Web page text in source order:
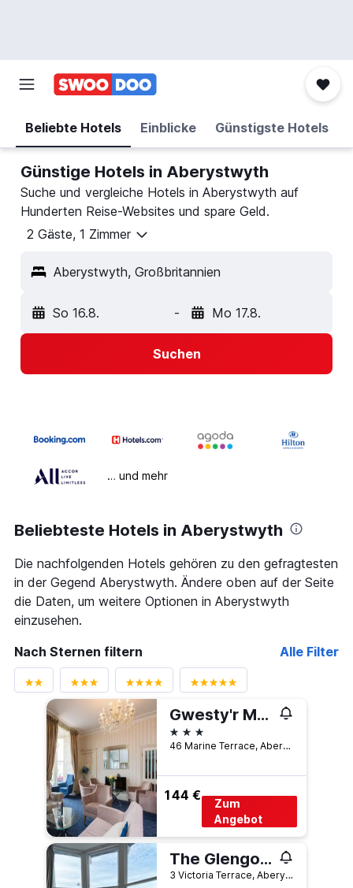
Beliebte Hotels Einblicke Günstigste Hotels
Günstige Hotels in Aberystwyth
Suche und vergleiche Hotels in Aberystwyth auf
Hunderten Reise-Websites und spare Geld.
2 Gäste, 1 Zimmer
Aberystwyth, Großbritannien
So 16.8. - Mo 17.8.
Suchen
… und mehr
Beliebteste Hotels in Aberystwyth
Die nachfolgenden Hotels gehören zu den gefragtesten
in der Gegend Aberystwyth. Ändere oben auf der Seite
die Daten, um weitere Optionen in Aberystwyth
einzusehen.
Nach Sternen filtern
Alle Filter
Gwesty'r Marine Hotel & Spa
3 Sterne
46 Marine Terrace, Aberystwyth, Großbritannien
144 €
Zum
Angebot
The Glengower
3 Victoria Terrace, Aberystwyth, Großbritannien